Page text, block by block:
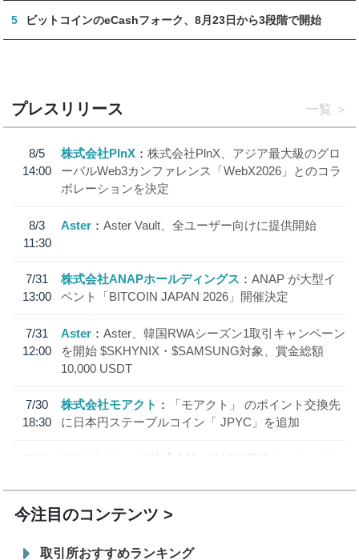
5 ビットコインのeCashフォーク、8月23日から3段階で開始
プレスリリース 一覧
8/5
14:00
株式会社PlnX
株式会社PlnX、アジア最大級のグロ
ーバルWeb3カンファレンス「WebX2026」とのコラ
ボレーションを決定
8/3
11:30
Aster Aster Vault、全ユーザー向けに提供開始
7/31
13:00
株式会社ANAPホールディングス
ANAP が大型イ
ベント「BITCOIN JAPAN 2026」開催決定
7/31
12:00
Aster
Aster、韓国RWAシーズン1取引キャンペーン
を開始 $SKHYNIX・$SAMSUNG対象、賞金総額
10,000 USDT
7/30
18:30
株式会社モアクト
「モアクト」 のポイント交換先
に日本円ステーブルコイン「 JPYC」を追加
7/29
SBI VCトレード株式会社
信託型円建てステーブル
今注目のコンテンツ
取引所おすすめランキング